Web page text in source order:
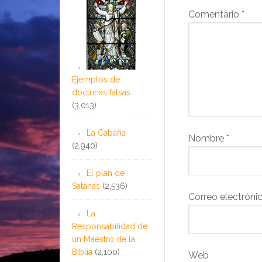
Comentario *
Nombre *
Correo
Web
Ejemplos de
doctrinas falsas
(3,013)
La Cabaña
(2,940)
El plan de
Satanás (2,536)
La
Responsabilidad de
un Maestro de la
Biblia (2,100)